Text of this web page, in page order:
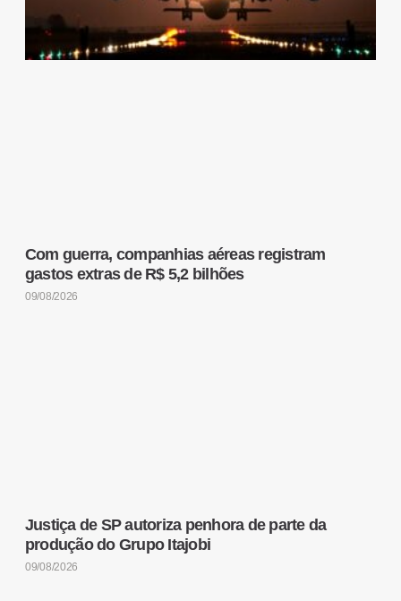
Com guerra, companhias aéreas registram
gastos extras de R$ 5,2 bilhões
09/08/2026
Justiça de SP autoriza penhora de parte da
produção do Grupo Itajobi
09/08/2026